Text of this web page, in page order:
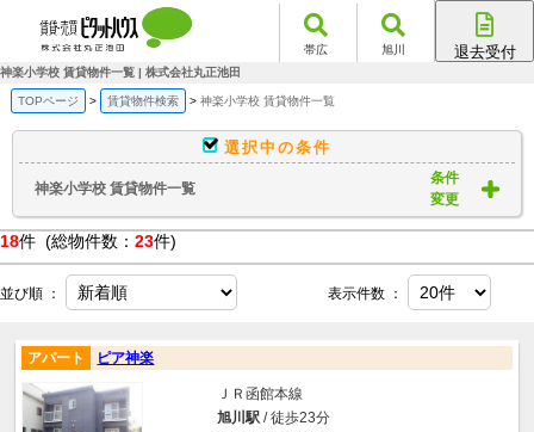
帯広 旭川 退去受付
神楽小学校 賃貸物件一覧 | 株式会社丸正池田
TOPページ 賃貸物件検索 神楽小学校 賃貸物件一覧
選択中の条件
神楽小学校 賃貸物件一覧
条件
変更
18件 (総物件数： 23件)
並び順 ： 表示件数 ：
アパート ピア神楽
ＪＲ函館本線
旭川駅/ 徒歩23分